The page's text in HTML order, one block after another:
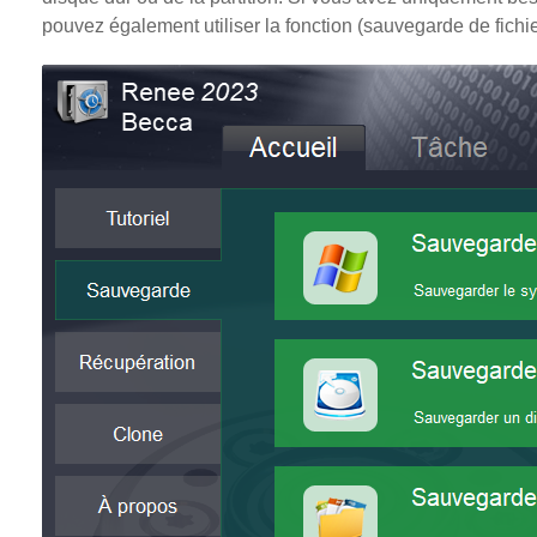
pouvez également utiliser la fonction (sauvegarde de